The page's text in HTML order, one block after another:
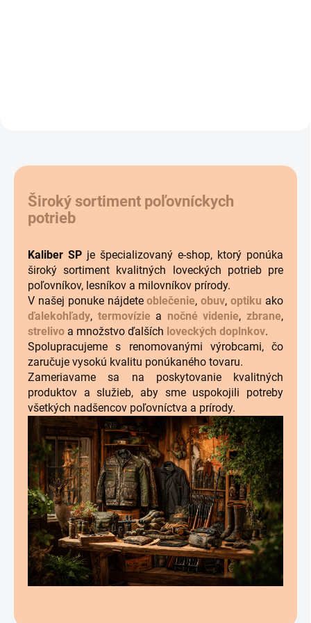
Široký sortiment poľovníckych
potrieb
Kaliber SP je špecializovaný e-shop, ktorý ponúka
široký sortiment kvalitných loveckých potrieb pre
poľovníkov, lesníkov a milovníkov prírody.
V našej ponuke nájdeteoblečenie,obuv,optiku ako
ďalekohľady, termovízie a nočné videnie, zbrane,
strelivo a množstvo ďalších loveckých doplnkov.
Spolupracujeme s renomovanými výrobcami, čo
zaručuje vysokú kvalitu ponúkaného tovaru.
Zameriavame sa na poskytovanie kvalitných
produktov a služieb, aby sme uspokojili potreby
všetkých nadšencov poľovníctva a prírody.